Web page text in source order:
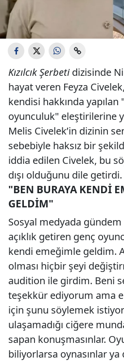
Kızılcık Şerbetidizisinde
hayat veren Feyza
kendisi hakkında
oyunculuk" eleştirilerine
Melis Civelek’in dizinin
sebebiyle haksız bir
iddia edilen Civelek, bu
dışı olduğunu dile getirdi.
"BEN BURAYA KENDI
GELDIM"
Sosyal medyada
açıklık getiren genç
kendi emeğimle geldim.
olması hiçbir şeyi
audition ile girdim. Beni
teşekkür ediyorum ama
için şunu söylemek
ulaşamadığı ciğere
sapan konuşmasınlar.
biliyorlarsa oynasınlar